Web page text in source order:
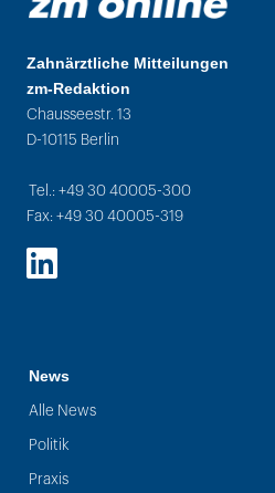
Zahnärztliche Mitteilungen
zm-Redaktion
Chausseestr. 13
D-10115 Berlin
Tel.: +49 30 40005-300
Fax: +49 30 40005-319
LinkedIn
News
Alle News
Politik
Praxis